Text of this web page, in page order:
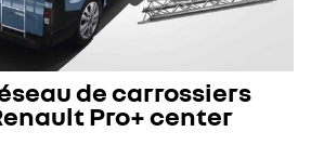
de carrossiers
Pro+ center